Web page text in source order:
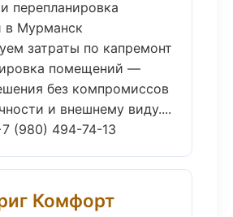
перепланировка
в Мурманск
затраты по капремонт
помещений —
без компромиссов
и внешнему виду....
(980) 494-74-13
Комфорт